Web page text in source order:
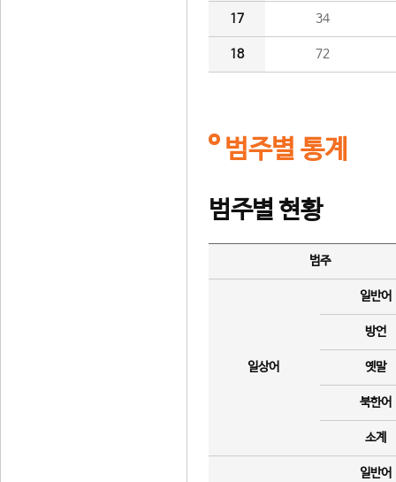
17 34
18 72
범주별 통계
범주별 현황
범주
일상어
일반어
방언
옛말
북한어
소계
일반어